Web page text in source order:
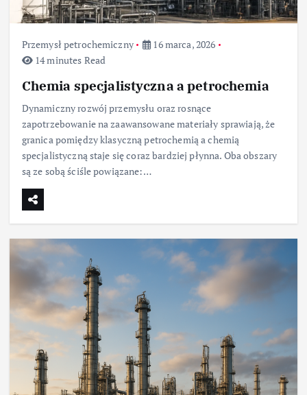
Przemysł petrochemiczny
16 marca, 2026
14 minutes Read
Chemia specjalistyczna a petrochemia
Dynamiczny rozwój przemysłu oraz rosnące
zapotrzebowanie na zaawansowane materiały sprawiają, że
granica pomiędzy klasyczną petrochemią a chemią
specjalistyczną staje się coraz bardziej płynna. Oba obszary
są ze sobą ściśle powiązane:…